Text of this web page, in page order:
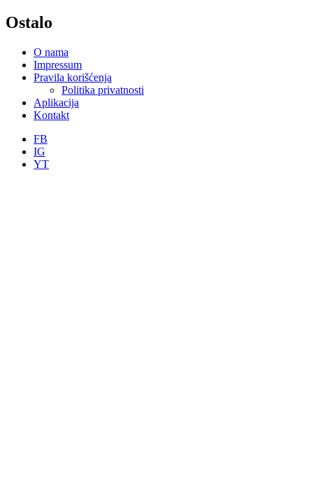
Ostalo
O nama
Impressum
Pravila korišćenja
Politika privatnosti
Aplikacija
Kontakt
FB
IG
YT